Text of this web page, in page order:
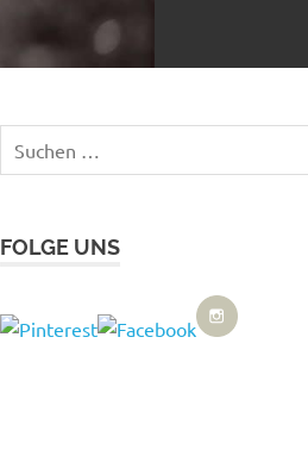
FOLGE UNS